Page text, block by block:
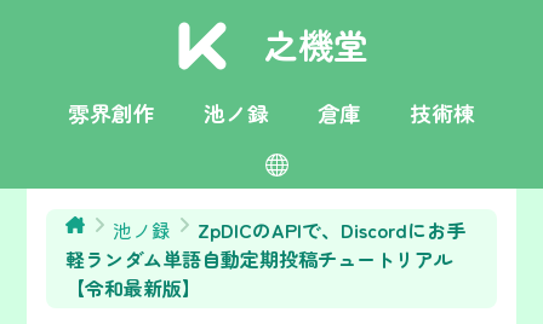
之機堂
雰界創作 池ノ録 倉庫 技術棟
栄言
toki pona
English
池ノ録
ZpDICのAPIで、Discordにお手
軽ランダム単語自動定期投稿チュートリアル
【令和最新版】